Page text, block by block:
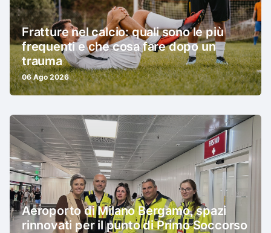
Fratture nel calcio: quali sono le più
frequenti e che cosa fare dopo un
trauma
06 Ago 2026
Aeroporto di Milano Bergamo, spazi
rinnovati per il punto di Primo Soccorso